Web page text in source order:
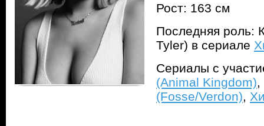
Рост: 163 см
Последняя роль:
Tyler) в сериале
Сериалы с
(Animal Kingdom),
(Fosse/Verdon),